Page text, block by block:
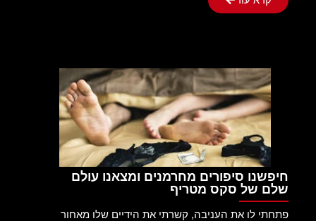
חיפשנו סיפורים מחרמנים ומצאנו עולם
שלם של סקס מטריף
פתחתי לו את העניבה, קשרתי את הידיים שלו מאחור